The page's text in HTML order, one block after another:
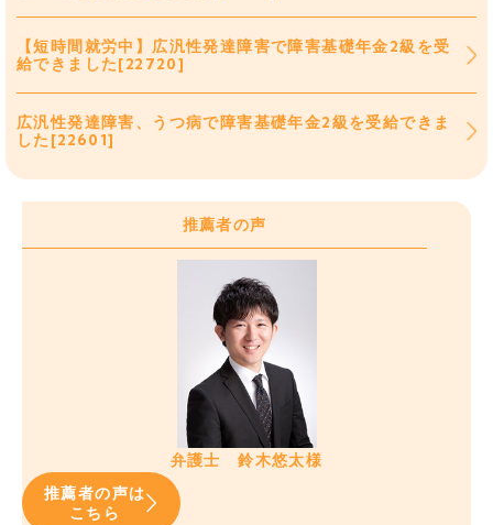
【短時間就労中】広汎性発達障害で障害基礎年金2級を受
給できました[22720]
広汎性発達障害、うつ病で障害基礎年金2級を受給できま
した[22601]
推薦者の声
弁護士 鈴木悠太様
推薦者の声は
こちら